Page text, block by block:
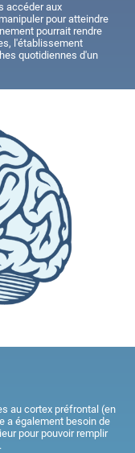
accéder aux
pour atteindre
pourrait rendre
l'établissement
quotidiennes d'un
au cortex préfrontal (en
a également besoin de
pour pouvoir remplir